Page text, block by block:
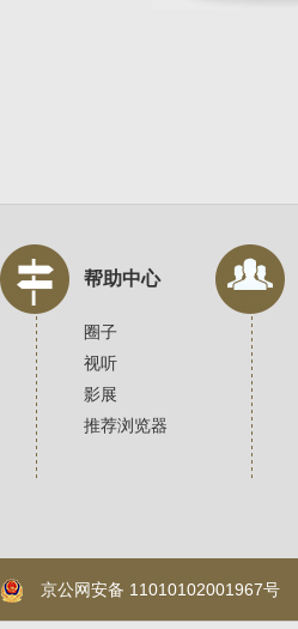
帮助中心
圈子
视听
影展
推荐浏览器
京公网安备 11010102001967号